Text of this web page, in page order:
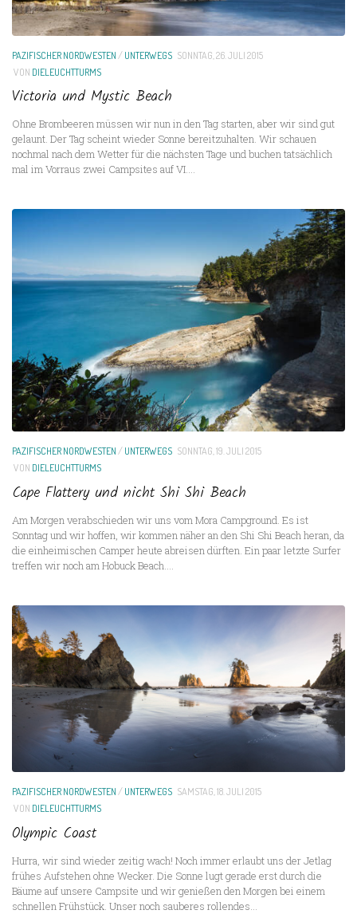
PAZIFISCHER NORDWESTEN /UNTERWEGS SONNTAG, 26. JULI 2015
VON DIELEUCHTTURMS
Victoria und Mystic Beach
Ohne Brombeeren müssen wir nun in den Tag starten, aber wir sind gut
gelaunt. Der Tag scheint wieder Sonne bereitzuhalten. Wir schauen
nochmal nach dem Wetter für die nächsten Tage und buchen tatsächlich
mal im Vorraus zwei Campsites auf VI....
PAZIFISCHER NORDWESTEN/UNTERWEGS SONNTAG, 19. JULI 2015
VON DIELEUCHTTURMS
Cape Flattery und nicht Shi Shi Beach
Am Morgen verabschieden wir uns vom Mora Campground. Es ist
Sonntag und wir hoffen, wir kommen näher an den Shi Shi Beach heran, da
die einheimischen Camper heute abreisen dürften. Ein paar letzte Surfer
treffen wir noch am Hobuck Beach....
PAZIFISCHER NORDWESTEN /UNTERWEGS SAMSTAG, 18. JULI 2015
VON DIELEUCHTTURMS
Olympic Coast
Hurra, wir sind wieder zeitig wach! Noch immer erlaubt uns der Jetlag
frühes Aufstehen ohne Wecker. Die Sonne lugt gerade erst durch die
Bäume auf unsere Campsite und wir genießen den Morgen bei einem
schnellen Frühstück. Unser noch sauberes rollendes...